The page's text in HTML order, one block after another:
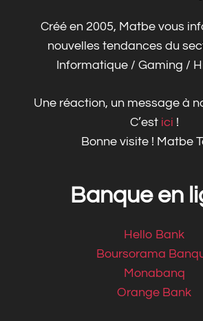
Créé en 2005, Matbe vous
nouvelles tendances du
Informatique / Gaming /
Une réaction, un message à
C’est ici !
Bonne visite ! Matbe
Banque en
Hello Bank
Boursorama
Monabanq
Orange Bank